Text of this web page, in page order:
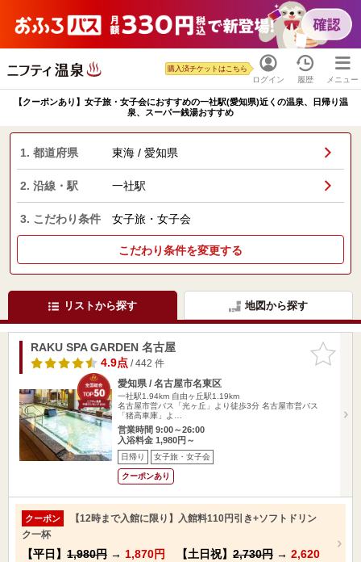
ログイン
購入済チケットはこちら
履歴 メニュー
【クーポンあり】女子旅・女子会におすすめの一社駅(愛知県)近くの温泉、日帰り温
泉、スーパー銭湯おすすめ
1. 都道府県 東海 / 愛知県
2. 沿線・駅 一社駅
3. こだわり条件 女子旅・女子会
こだわり条件を変更する
リストから探す 地図から探す
お気に入
りに追加
RAKU SPA GARDEN 名古屋
4.9点/ 442 件
愛知県 / 名古屋市名東区
一社駅1.94km 自由ヶ丘駅1.19km
名古屋市営バス「光ヶ丘」より徒歩3分 名古屋市営バス
「猪高車庫」よ…
営業時間 9:00～26:00
入浴料金 1,980円～
日帰り 女子旅・女子会
クーポンあり
クーポン
【12時まで入館に限り】入館料110円引き+ソフトドリン
ク一杯
【平日】 1,980円 → 1,870円 【土日祝】 2,730円 → 2,620